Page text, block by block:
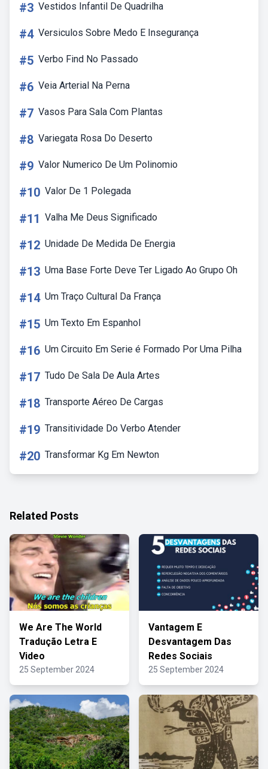
#3 Vestidos Infantil De Quadrilha
#4 Versiculos Sobre Medo E Insegurança
#5 Verbo Find No Passado
#6 Veia Arterial Na Perna
#7 Vasos Para Sala Com Plantas
#8 Variegata Rosa Do Deserto
#9 Valor Numerico De Um Polinomio
#10 Valor De 1 Polegada
#11 Valha Me Deus Significado
#12 Unidade De Medida De Energia
#13 Uma Base Forte Deve Ter Ligado Ao Grupo Oh
#14 Um Traço Cultural Da França
#15 Um Texto Em Espanhol
#16 Um Circuito Em Serie é Formado Por Uma Pilha
#17 Tudo De Sala De Aula Artes
#18 Transporte Aéreo De Cargas
#19 Transitividade Do Verbo Atender
#20 Transformar Kg Em Newton
Related Posts
We Are The World
Tradução Letra E
Video
25 September 2024
Vantagem E
Desvantagem Das
Redes Sociais
25 September 2024